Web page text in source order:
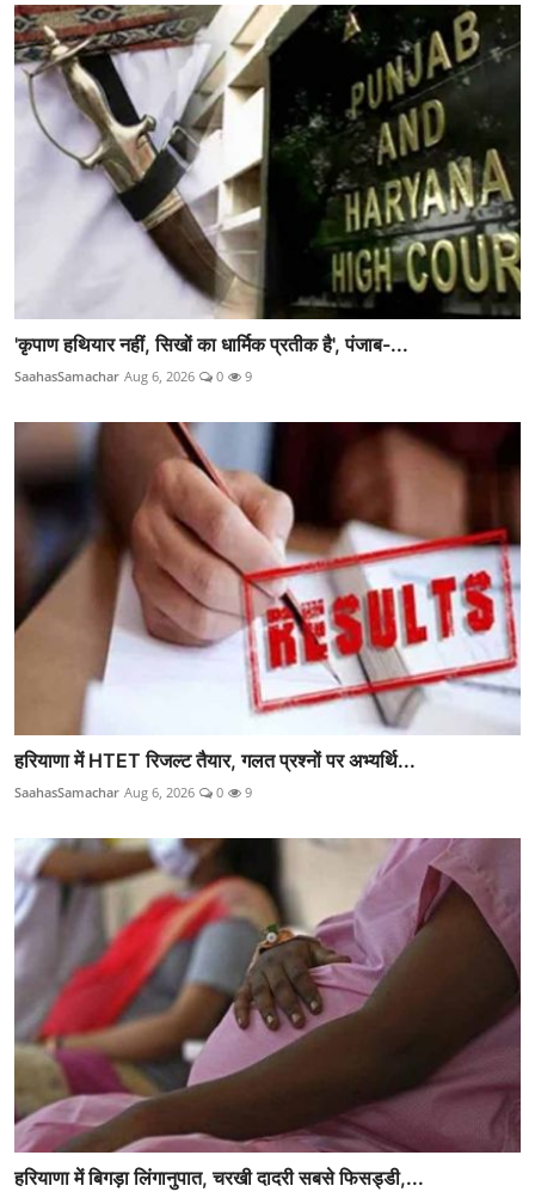
'कृपाण हथियार नहीं, सिखों का धार्मिक प्रतीक है', पंजाब-...
SaahasSamachar Aug 6, 2026 0 9
हरियाणा में HTET रिजल्ट तैयार, गलत प्रश्नों पर अभ्यर्थि...
SaahasSamachar Aug 6, 2026 0 9
हरियाणा में बिगड़ा लिंगानुपात, चरखी दादरी सबसे फिसड्डी,...